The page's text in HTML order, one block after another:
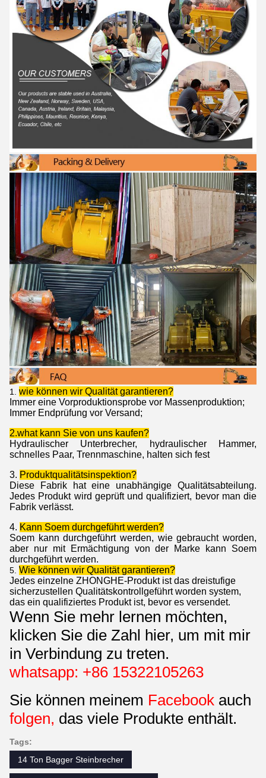
1. wie können wir Qualität garantieren?
Immer eine Vorproduktionsprobe vor Massenproduktion;
Immer Endprüfung vor Versand;
2.what kann Sie von uns kaufen?
Hydraulischer Unterbrecher, hydraulischer Hammer,
schnelles Paar, Trennmaschine, halten sich fest
3. Produktqualitätsinspektion?
Diese Fabrik hat eine unabhängige Qualitätsabteilung.
Jedes Produkt wird geprüft und qualifiziert, bevor man die
Fabrik verlässt.
4. Kann Soem durchgeführt werden?
Soem kann durchgeführt werden, wie gebraucht worden,
aber nur mit Ermächtigung von der Marke kann Soem
durchgeführt werden.
5. Wie können wir Qualität garantieren?
Jedes einzelne ZHONGHE-Produkt ist das dreistufige
sicherzustellen Qualitätskontrollgeführt worden system,
das ein qualifiziertes Produkt ist, bevor es versendet.
Wenn Sie mehr lernen möchten,
klicken Sie die Zahl hier, um mit mir
in Verbindung zu treten.
whatsapp: +86 15322105263
Sie können meinem Facebook auch
folgen, das viele Produkte enthält.
Tags:
14 Ton Bagger Steinbrecher